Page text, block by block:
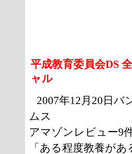
平成教育委員会DS
ャル
2007年12月20日バ
ムス
アマゾンレビュー9
「ある程度教養が